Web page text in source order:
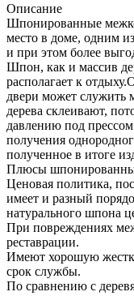
Описание
Шпонированные
место в доме, одним
и при этом более
Шпон, как и массив
располагает к
двери может служить
дерева склеивают,
давлению под
получения
полученное в итоге
Плюсы
Ценовая политика,
имеет и разный
натурального шпона
При повреждениях
реставрации.
Имеют хорошую
срок службы.
По сравнению с